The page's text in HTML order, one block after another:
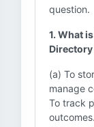
question.
1. What
(a) To
manage
To track